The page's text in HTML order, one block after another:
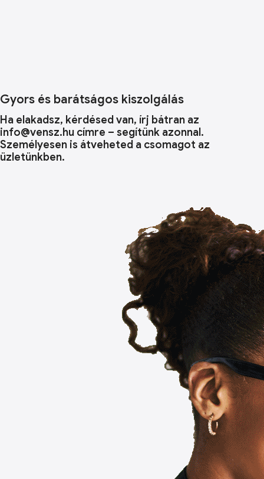
Gyors és barátságos kiszolgálás
Ha elakadsz, kérdésed van, írj bátran az
info@vensz.hu címre – segítünk azonnal.
Személyesen is átveheted a csomagot az
üzletünkben.